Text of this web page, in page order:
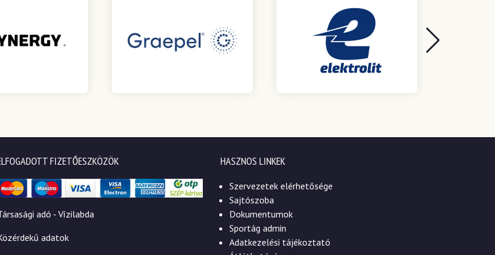
FIZETŐESZKÖZÖK
adó - Vízilabda
adatok
HASZNOS LINKEK
Szervezetek elérhetősége
Sajtószoba
Dokumentumok
Sportág admin
Adatkezelési tájékoztató